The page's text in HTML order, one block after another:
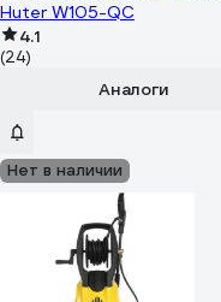
Huter W105-QC
4.1
(24)
Аналоги
Нет в наличии